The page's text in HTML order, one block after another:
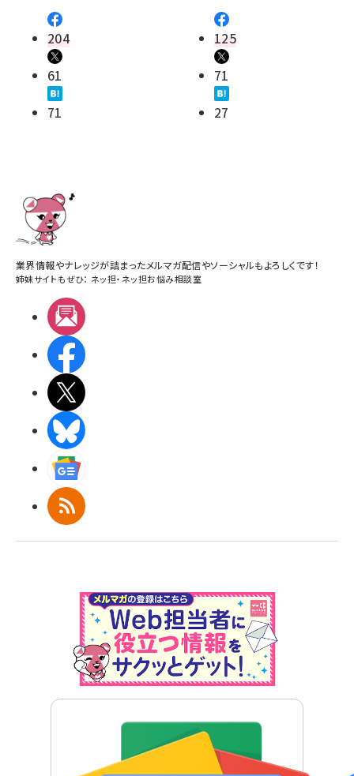
204
61
71
125
71
27
業界情報やナレッジが詰まったメルマガ配信やソーシャルもよろしくです！
姉妹サイトもぜひ： ネッ担・ ネッ担お悩み相談室
RSS